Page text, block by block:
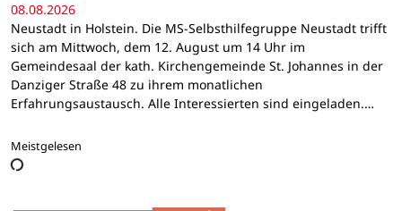
08.08.2026
Neustadt in Holstein. Die MS-Selbsthilfegruppe Neustadt trifft
sich am Mittwoch, dem 12. August um 14 Uhr im
Gemeindesaal der kath. Kirchengemeinde St. Johannes in der
Danziger Straße 48 zu ihrem monatlichen
Erfahrungsaustausch. Alle Interessierten sind eingeladen.…
Meistgelesen